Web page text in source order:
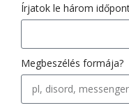
Írjatok le három
Megbeszélés formája?